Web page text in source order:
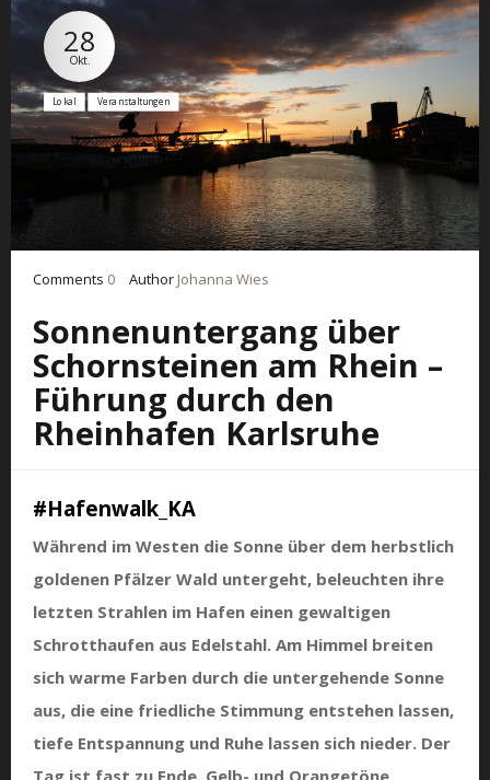
28
Okt.
Lokal Veranstaltungen
Comments 0 Author Johanna Wies
Sonnenuntergang über
Schornsteinen am Rhein –
Führung durch den
Rheinhafen Karlsruhe
#Hafenwalk_KA
Während im Westen die Sonne über dem herbstlich
goldenen Pfälzer Wald untergeht, beleuchten ihre
letzten Strahlen im Hafen einen gewaltigen
Schrotthaufen aus Edelstahl. Am Himmel breiten
sich warme Farben durch die untergehende Sonne
aus, die eine friedliche Stimmung entstehen lassen,
tiefe Entspannung und Ruhe lassen sich nieder. Der
Tag ist fast zu Ende. Gelb- und Orangetöne